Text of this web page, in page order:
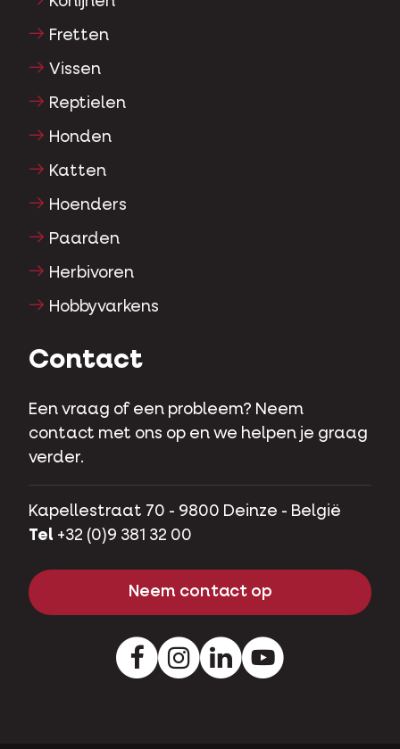
Fretten
Vissen
Reptielen
Honden
Katten
Hoenders
Paarden
Herbivoren
Hobbyvarkens
Contact
Een vraag of een probleem? Neem
contact met ons op en we helpen je graag
verder.
Kapellestraat 70 - 9800 Deinze - België
Tel +32 (0)9 381 32 00
Neem contact op
FacebookInstagramLinkedInYoutube